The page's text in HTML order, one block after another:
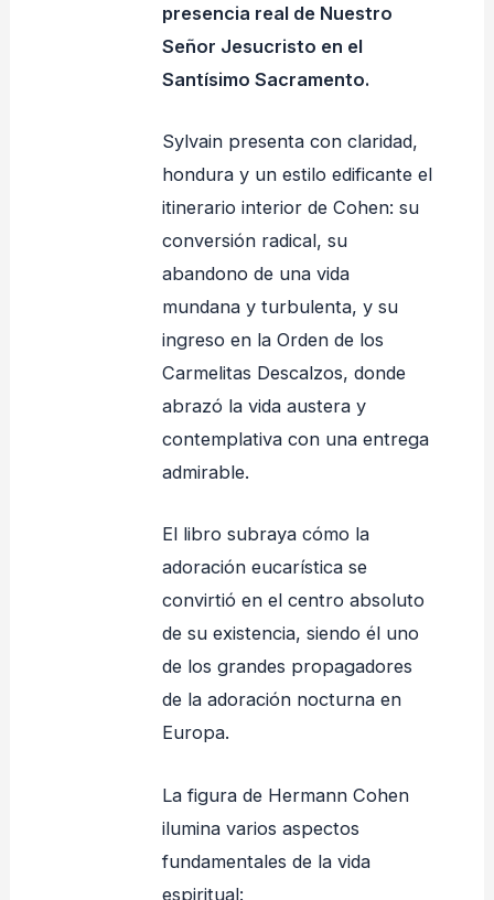
presencia real de Nuestro
Señor Jesucristo en el
Santísimo Sacramento.
Sylvain presenta con claridad,
hondura y un estilo edificante el
itinerario interior de Cohen: su
conversión radical, su
abandono de una vida
mundana y turbulenta, y su
ingreso en la Orden de los
Carmelitas Descalzos, donde
abrazó la vida austera y
contemplativa con una entrega
admirable.
El libro subraya cómo la
adoración eucarística se
convirtió en el centro absoluto
de su existencia, siendo él uno
de los grandes propagadores
de la adoración nocturna en
Europa.
La figura de Hermann Cohen
ilumina varios aspectos
fundamentales de la vida
espiritual: